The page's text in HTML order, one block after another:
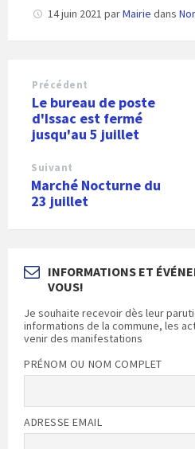
14 juin 2021 parMairie dans
Précédent
Le bureau de poste
d'Issac est fermé
jusqu'au 5 juillet
Suivant
Marché Nocturne du
23 juillet
INFORMATIONS ET
VOUS!
Je souhaite recevoir dès leur
informations de la commune, les
venir des manifestations
PRÉNOM OU NOM COMPLET
ADRESSE EMAIL